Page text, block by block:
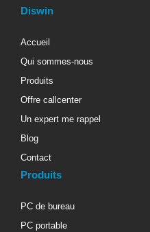
Diswin
Accueil
Qui sommes-nous
Produits
Offre callcenter
Un expert me rappel
Blog
Contact
Produits
PC de bureau
PC portable